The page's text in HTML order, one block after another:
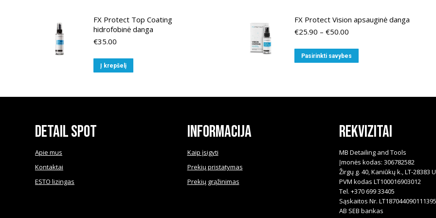
FX Protect Top Coating
hidrofobinė danga
€35.00
Į krepšelį
FX Protect Vision apsauginė danga
€25.90 – €50.00Price
€25.90
through
Pasirinkti savybes
options
may
be
chosen
on
the
product
page
Detail Spot
Apie mus
Kontaktai
ESTO lizingas
Informacija
Kaip įsigyti
Prekių pristatymas
Prekių grąžinimas
Rekvizitai
MB Detailing and Tools
Įmonės kodas: 306782582
Žirgų g. 40, Kaniūkų k., LT-28383
PVM kodas LT100016903012
Tel. +370 699 33405
Sąskaitos Nr.
AB SEB bankas